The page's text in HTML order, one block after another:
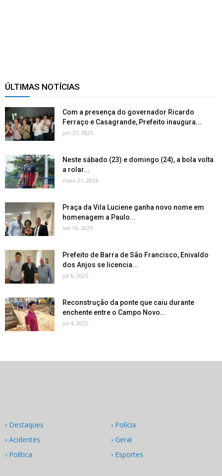
ÚLTIMAS NOTÍCIAS
Com a presença do governador Ricardo
Ferraço e Casagrande, Prefeito inaugura...
jun 27, 2026
Neste sábado (23) e domingo (24), a bola volta
a rolar...
maio 21, 2026
Praça da Vila Luciene ganha novo nome em
homenagem a Paulo...
set 16, 2025
Prefeito de Barra de São Francisco, Enivaldo
dos Anjos se licencia...
jul 6, 2025
Reconstrução da ponte que caiu durante
enchente entre o Campo Novo...
jul 4, 2025
› Destaques
› Acidentes
› Política
› Polícia
› Geral
› Esportes